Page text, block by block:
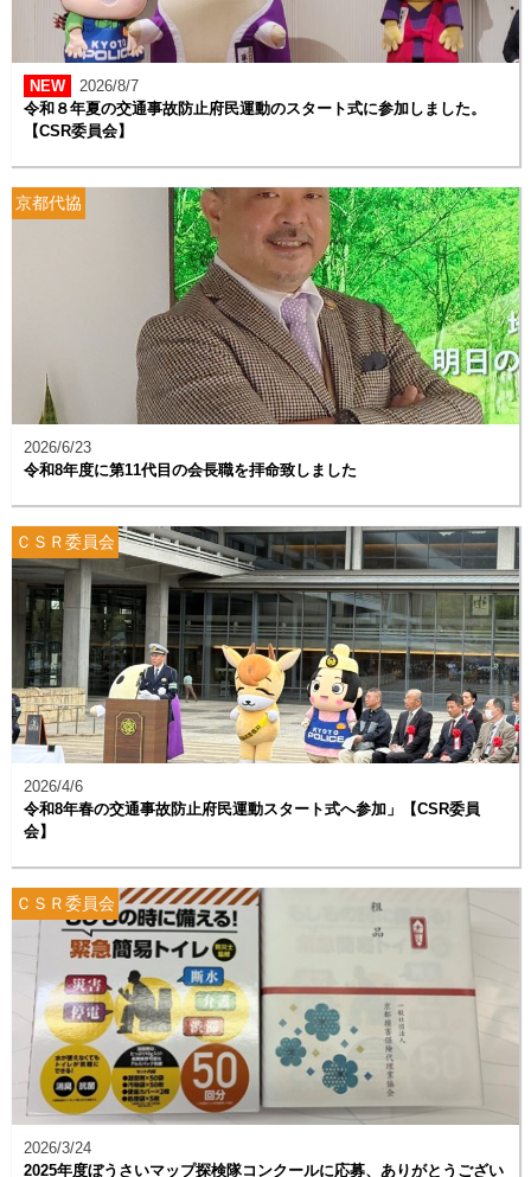
2026/8/7
令和８年夏の交通事故防止府民運動のスタート式に参加しました。
【CSR委員会】
京都代協
2026/6/23
令和8年度に第11代目の会長職を拝命致しました
ＣＳＲ委員会
2026/4/6
令和8年春の交通事故防止府民運動スタート式へ参加」【CSR委員
会】
ＣＳＲ委員会
2026/3/24
2025年度ぼうさいマップ探検隊コンクールに応募、ありがとうござい